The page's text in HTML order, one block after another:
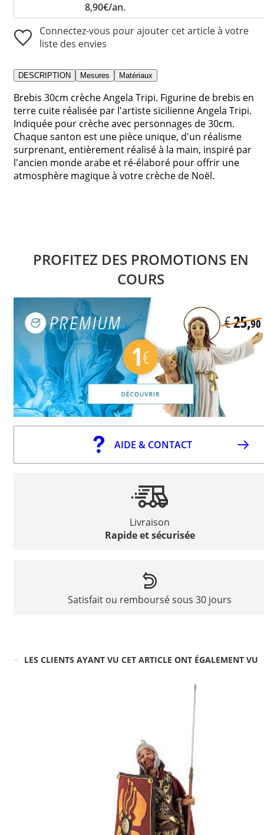
8,90€/an.
Connectez-vous pour ajouter cet article à votre
liste des envies
DESCRIPTION Mesures Matériaux
Brebis 30cm crèche Angela Tripi. Figurine de brebis en
terre cuite réalisée par l'artiste sicilienne Angela Tripi.
Indiquée pour crèche avec personnages de 30cm.
Chaque santon est une pièce unique, d'un réalisme
surprenant, entièrement réalisé à la main, inspiré par
l'ancien monde arabe et ré-élaboré pour offrir une
atmosphère magique à votre crèche de Noël.
PROFITEZ DES PROMOTIONS EN
COURS
AIDE & CONTACT
Livraison
Rapide et sécurisée
Satisfait ou remboursé sous 30 jours
LES CLIENTS AYANT VU CET ARTICLE ONT ÉGALEMENT VU